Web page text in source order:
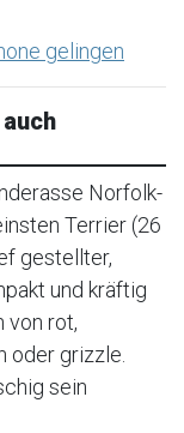
gelingen
Norfolk-
Terrier (26
gestellter,
und kräftig
von rot,
oder grizzle.
sein